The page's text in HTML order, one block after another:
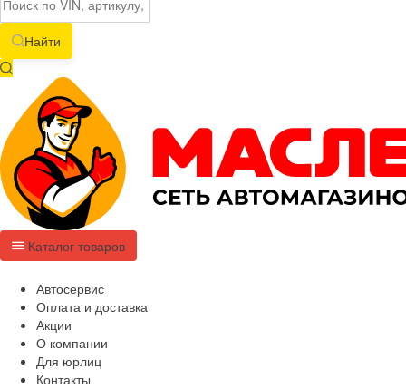
Найти
Каталог товаров
Автосервис
Оплата и доставка
Акции
О компании
Для юрлиц
Контакты